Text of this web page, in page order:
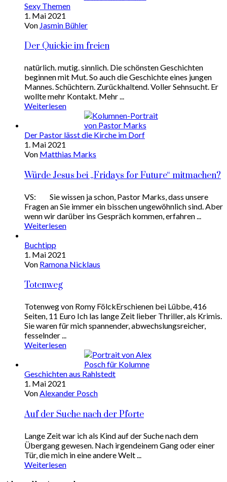
Sexy Themen
1. Mai 2021
Von Jasmin Bühler
Der Quickie im freien
natürlich. mutig. sinnlich. Die schönsten Geschichten
beginnen mit Mut. So auch die Geschichte eines jungen
Mannes. Schüchtern. Zurückhaltend. Voller Sehnsucht. Er
wollte mehr Kontakt. Mehr ...
Weiterlesen
Der Pastor lässt die Kirche im Dorf
1. Mai 2021
Von Matthias Marks
Würde Jesus bei „Fridays for Future“ mitmachen?
VS: Sie wissen ja schon, Pastor Marks, dass unsere
Fragen an Sie immer ein bisschen ungewöhnlich sind. Aber
wenn wir darüber ins Gespräch kommen, erfahren ...
Weiterlesen
Buchtipp
1. Mai 2021
Von Ramona Nicklaus
Totenweg
Totenweg von Romy FölckErschienen bei Lübbe, 416
Seiten, 11 Euro Ich las lange Zeit lieber Thriller, als Krimis.
Sie waren für mich spannender, abwechslungsreicher,
fesselnder ...
Weiterlesen
Geschichten aus Rahlstedt
1. Mai 2021
VonAlexander Posch
Auf der Suche nach der Pforte
Lange Zeit war ich als Kind auf der Suche nach dem
Übergang gewesen. Nach irgendeinem Gang oder einer
Tür, die mich in eine andere Welt ...
Weiterlesen